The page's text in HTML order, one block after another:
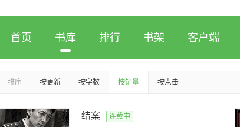
首页 书库 排行 书架 客户端
排序 按更新 按字数 按销量 按点击
结案
连载中